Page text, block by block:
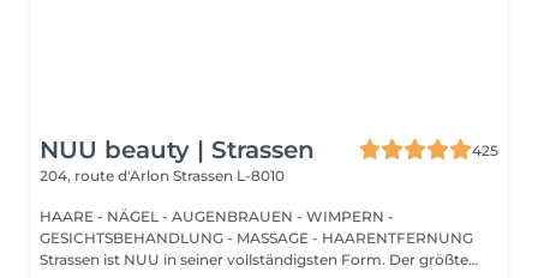
NUU beauty | Strassen
425
204, route d'Arlon Strassen L-8010
HAARE - NÄGEL - AUGENBRAUEN - WIMPERN -
GESICHTSBEHANDLUNG - MASSAGE - HAARENTFERNUNG
Strassen ist NUU in seiner vollständigsten Form. Der größte